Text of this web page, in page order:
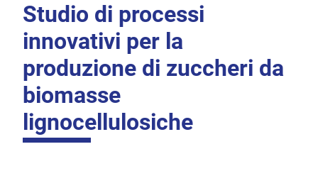
Studio di processi
innovativi per la
produzione di zuccheri da
biomasse
lignocellulosiche